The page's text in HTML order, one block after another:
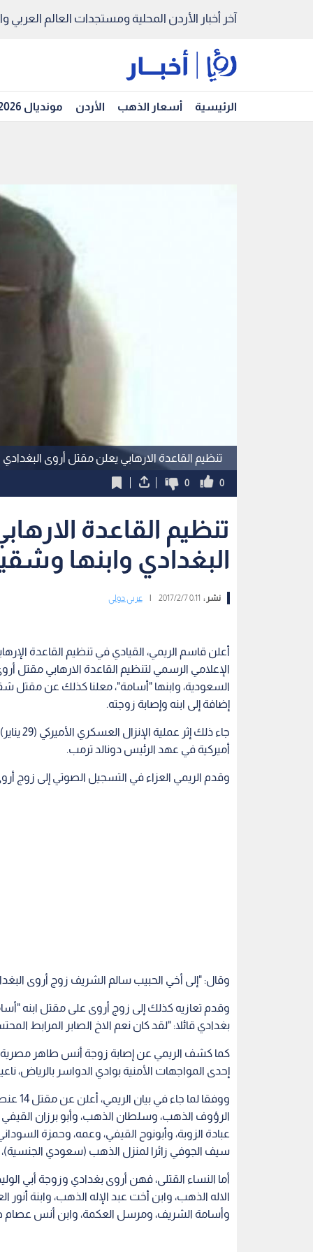
آخر أخبار الأردن المحلية ومستجدات العالم العربي
الرئيسية أسعار الذهب الأردن مونديال 2026
تنظيم القاعدة الارهابي يعلن مقتل أروى
0
0
تنظيم القاعدة
البغدادي وابنها
نشر : 0:11 2017/2/7 عربي دولي
أعلن قاسم الريمي، القيادي في تنظيم القاعدة
السعودية، وابنها "أسامة"، معلنا كذلك عن مقتل
إضافة إلى ابنه وإصابة زوجته.
جاء
أميركية في عهد الرئيس دونالد ترمب.
وقدم الريمي العزاء في التسجيل الصوتي إلى زوج
وقال: "إلى أخي الحبيب سالم الشريف زوج أروى
وقدم تعازيه كذلك إلى زوج أروى على مقتل ابنه
بغدادي قائلا: "لقد كان نعم الاخ الصابر المرابط
كما كشف الريمي عن إصابة زوجة أنس طاهر مصرية
إحدى المواجهات الأمنية بوادي الدواسر بالرياض،
الرؤوف الذهب، وسلطان الذهب، وأبو برزان القيفي
عبادة الزوبة، وأبونوح القيفي، وعمه، وحمزة
سيف الجوفي زائرا لمنزل الذهب (سعودي الجنسية)،
أما النساء القتلى، فهن أروى بغدادي وزوجة أبي
وأسامة الشريف، ومرسل العكمة، وابن أنس عصام